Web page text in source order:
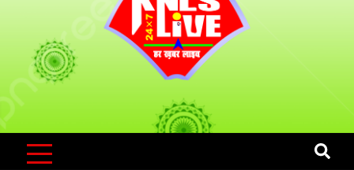
KNLS LIVE
India`s No.1 News Portal